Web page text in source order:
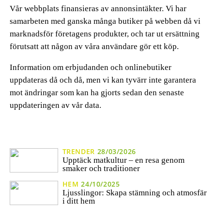
Vår webbplats finansieras av annonsintäkter. Vi har
samarbeten med ganska många butiker på webben då vi
marknadsför företagens produkter, och tar ut ersättning
förutsatt att någon av våra användare gör ett köp.
Information om erbjudanden och onlinebutiker
uppdateras då och då, men vi kan tyvärr inte garantera
mot ändringar som kan ha gjorts sedan den senaste
uppdateringen av vår data.
TRENDER 28/03/2026
Upptäck matkultur – en resa genom
smaker och traditioner
HEM 24/10/2025
Ljusslingor: Skapa stämning och atmosfär
i ditt hem